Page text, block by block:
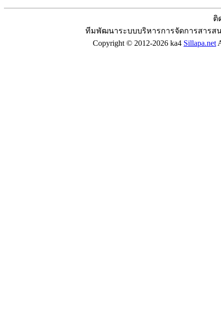
ติ
ทีมพัฒนาระบบบริหารการจัดการสารส
Copyright © 2012-2026 ka4 Sillapa.net